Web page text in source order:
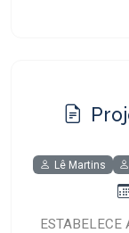
Lê Martins
ESTABELECE